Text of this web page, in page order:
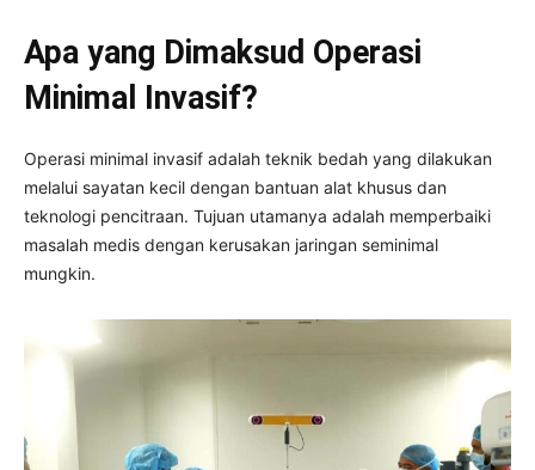
Apa yang Dimaksud Operasi
Minimal Invasif?
Operasi minimal invasif adalah teknik bedah yang dilakukan
melalui sayatan kecil dengan bantuan alat khusus dan
teknologi pencitraan. Tujuan utamanya adalah memperbaiki
masalah medis dengan kerusakan jaringan seminimal
mungkin.